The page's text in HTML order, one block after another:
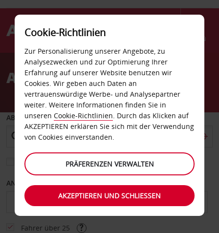
Menü
AvisAutovermietung Stockton
ABHOLEN VON
Eine andere Rückgabestation auswählen
ANFANGSDATUM
Fahrer über 25
Cookie-Richtlinien
Zur Personalisierung unserer Angebote, zu
Analysezwecken und zur Optimierung Ihrer
Erfahrung auf unserer Website benutzen wir
Cookies. Wir geben auch Daten an
vertrauenswürdige Werbe- und Analysepartner
weiter. Weitere Informationen finden Sie in
unseren Cookie-Richtlinien. Durch das Klicken auf
AKZEPTIEREN erklären Sie sich mit der Verwendung
von Cookies einverstanden.
PRÄFERENZEN VERWALTEN
AKZEPTIEREN UND SCHLIESSEN